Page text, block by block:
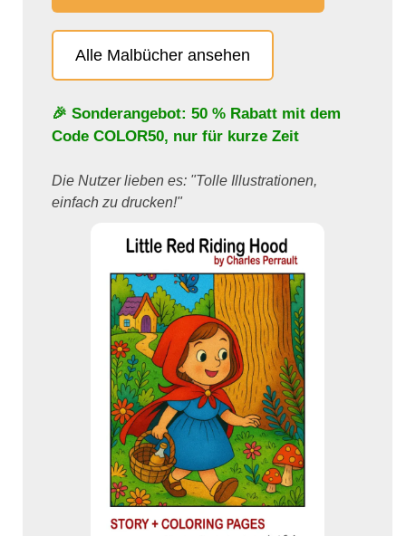
Alle Malbücher ansehen
🎉 Sonderangebot: 50 % Rabatt mit dem
Code COLOR50, nur für kurze Zeit
Die Nutzer lieben es: "Tolle Illustrationen,
einfach zu drucken!"